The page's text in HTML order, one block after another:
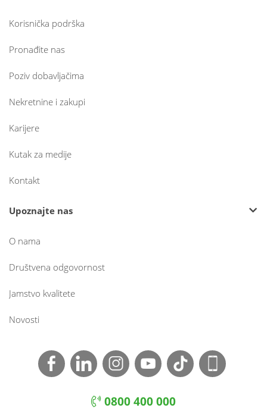
Korisnička podrška
Pronađite nas
Poziv dobavljačima
Nekretnine i zakupi
Karijere
Kutak za medije
Kontakt
Upoznajte nas
O nama
Društvena odgovornost
Jamstvo kvalitete
Novosti
0800 400 000